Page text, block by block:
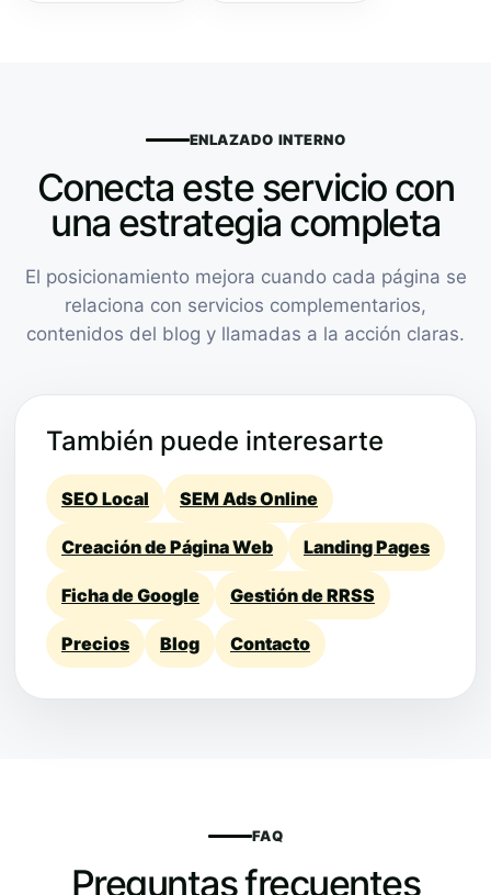
ENLAZADO INTERNO
Conecta este servicio con
una estrategia completa
El posicionamiento mejora cuando cada página se
relaciona con servicios complementarios,
contenidos del blog y llamadas a la acción claras.
También puede interesarte
SEO Local SEM Ads Online
Creación de Página Web Landing Pages
Ficha de Google Gestión de RRSS
Precios Blog Contacto
FAQ
Preguntas frecuentes